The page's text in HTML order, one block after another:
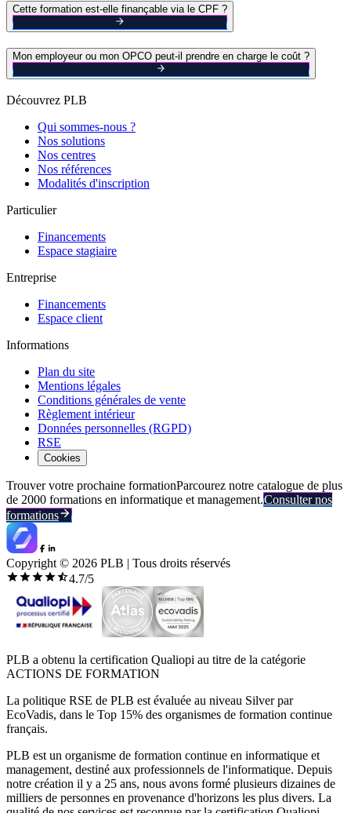
Cette formation est-elle finançable via le CPF ?
Mon employeur ou mon OPCO peut-il prendre en charge le coût ?
Découvrez PLB
Qui sommes-nous ?
Nos solutions
Nos centres
Nos références
Modalités d'inscription
Particulier
Financements
Espace stagiaire
Entreprise
Financements
Espace client
Informations
Plan du site
Mentions légales
Conditions générales de vente
Règlement intérieur
Données personnelles (RGPD)
RSE
Cookies
Trouver votre prochaine formationParcourez notre catalogue de plus
de 2000 formations en informatique et management.Consulter nos
formations
Copyright © 2026 PLB | Tous droits réservés
4.7/5
PLB a obtenu la certification Qualiopi au titre de la catégorie
ACTIONS DE FORMATION
La politique RSE de PLB est évaluée au niveau Silver par
EcoVadis, dans le Top 15% des organismes de formation continue
français.
PLB est un organisme de formation continue en informatique et
management, destiné aux professionnels de l'informatique. Depuis
notre création il y a 25 ans, nous avons formé plusieurs dizaines de
milliers de personnes en provenance d'horizons les plus divers. La